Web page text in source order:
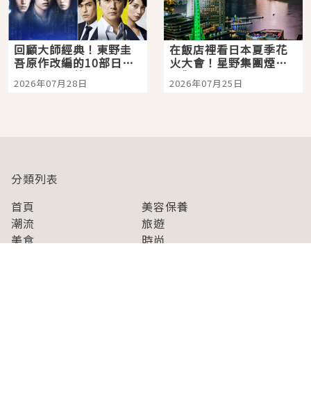
回顧大師經典！東野圭
吾原作改編的10部日本
影視作品推薦
2026年07月28日
在飯店裡看日本夏季花
火大會！星野集團煙火
景觀飯店6選，讓你不用
人擠人悠閒欣賞
2026年07月25日
分類列表
首頁
美容保養
潮流
旅遊
美食
時尚